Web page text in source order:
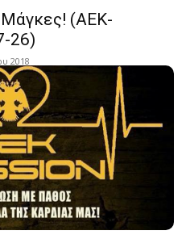
Μάγκες! (ΑΕΚ-
26)
2018